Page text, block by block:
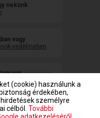
nekünk
vagy
vedelmeben
(cookie) használunk a
érdekében,
személyre
célból. További